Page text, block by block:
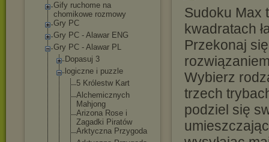
Gify ruchome na
chomikowe rozmowy
Gry PC
Gry PC - Alawar ENG
Gry PC - Alawar PL
Dopasuj 3
logiczne i puzzle
5 Królestw Kart
Alchemicznych
Mahjong
Arizona Rose i
Zagadki Piratów
Arktyczna Przygoda
Sudoku Max
kwadratach
Przekonaj
Wybierz
trzech
podziel się